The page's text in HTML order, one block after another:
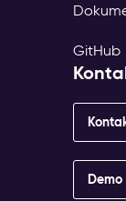
GitHub